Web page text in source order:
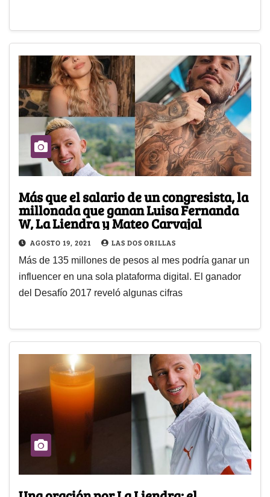
Más que el salario de un congresista, la
millonada que ganan Luisa Fernanda
W, La Liendra y Mateo Carvajal
AGOSTO 19, 2021 LAS DOS ORILLAS
Más de 135 millones de pesos al mes podría ganar un
influencer en una sola plataforma digital. El ganador
del Desafío 2017 reveló algunas cifras